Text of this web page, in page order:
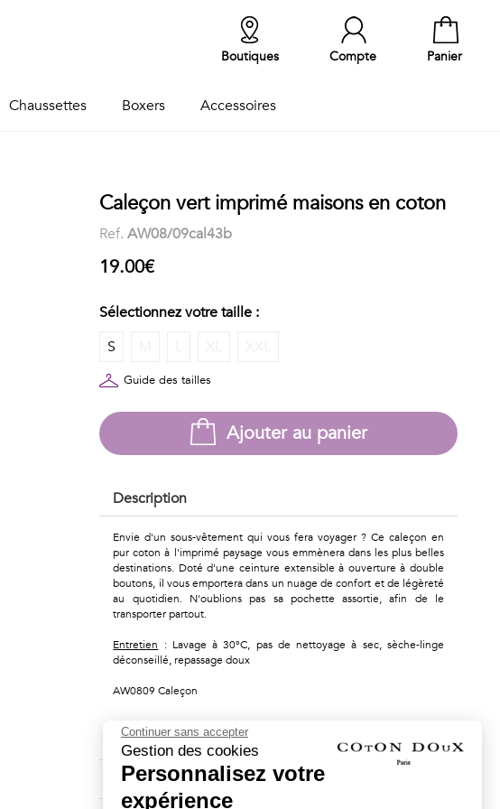
Panier
Compte
Boutiques
Chaussettes Boxers Accessoires
Caleçon vert imprimé maisons en coton
Ref.AW08/09cal43b
19.00€
Sélectionnez votre taille :
S
Guide des tailles
Ajouter au panier
Description
Envie d'un sous-vêtement qui vous fera voyager ? Ce caleçon en
pur coton à l'imprimé paysage vous emmènera dans les plus belles
destinations. Doté d'une ceinture extensible à ouverture à double
boutons, il vous emportera dans un nuage de confort et de légèreté
au quotidien. N'oublions pas sa pochette assortie, afin de le
transporter partout.
Entretien : Lavage à 30°C, pas de nettoyage à sec, sèche-linge
déconseillé, repassage doux
AW0809 Caleçon
Composition & Entretien
Livraison & Retours
Continuer sans accepter
Gestion des cookies
Personnalisez votre
expérience